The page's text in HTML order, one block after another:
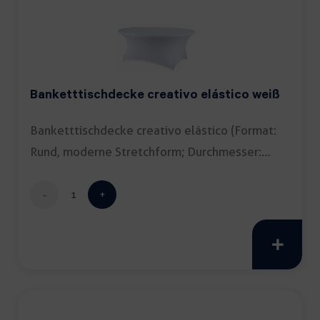
Banketttischdecke creativo elástico weiß
Banketttischdecke creativo elástico (Format:
Rund, moderne Stretchform; Durchmesser:
Banketttischdecke